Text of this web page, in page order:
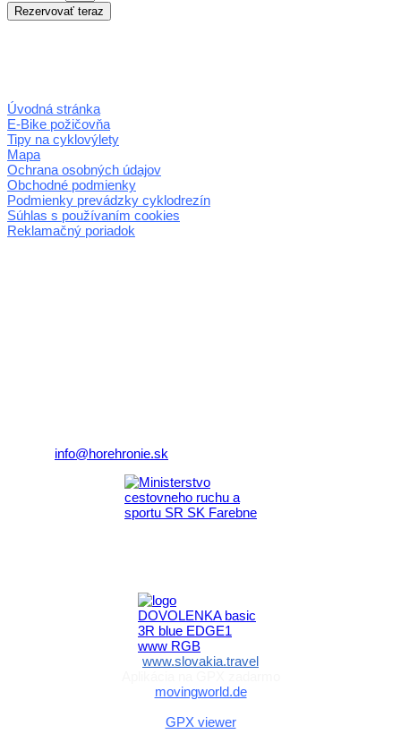
Úvodná stránka
E-Bike požičovňa
Tipy na cyklovýlety
Mapa
Ochrana osobných údajov
Obchodné podmienky
Podmienky prevádzky cyklodrezín
Súhlas s používaním cookies
Reklamačný poriadok
info@horehronie.sk
www.slovakia.travel
movingworld.de
GPX viewer